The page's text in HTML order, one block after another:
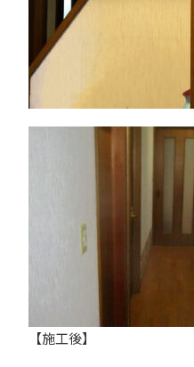
【施工後】